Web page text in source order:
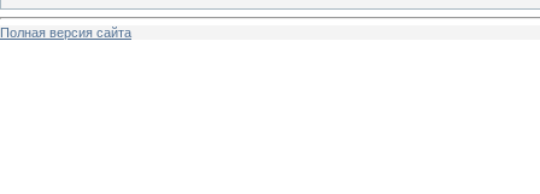
Полная версия сайта